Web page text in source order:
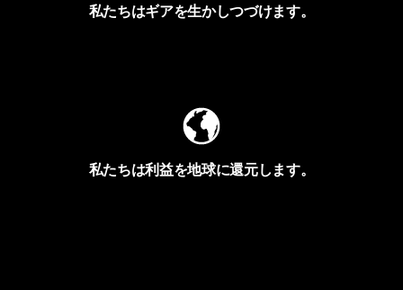
私たちはギアを生かしつづけます。
私たちは利益を地球に還元します。